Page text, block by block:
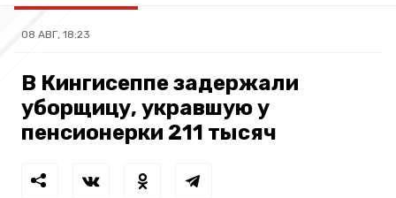
08 АВГ, 18:23
В Кингисеппе задержали
уборщицу, укравшую у
пенсионерки 211 тысяч